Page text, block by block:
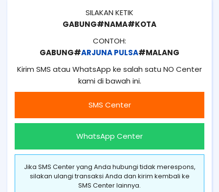
SILAKAN KETIK
GABUNG#NAMA#KOTA
CONTOH:
GABUNG#ARJUNA PULSA#MALANG
Kirim SMS atau WhatsApp ke salah satu NO Center
kami di bawah ini.
SMS Center
WhatsApp Center
Jika SMS Center yang Anda hubungi tidak merespons,
silakan ulangi transaksi Anda dan kirim kembali ke
SMS Center lainnya.